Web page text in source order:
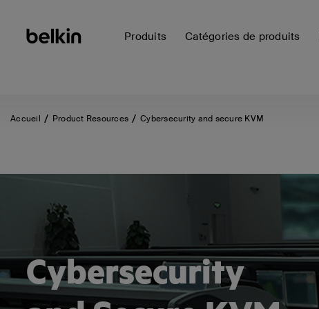
Produits Catégories de produits
Accueil Product Resources Cybersecurity and secure KVM
Cybersecurity